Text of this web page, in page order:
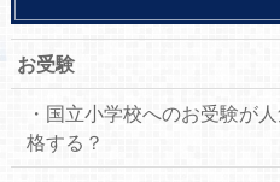
お受験
・国立小学校へのお受験が
格する？